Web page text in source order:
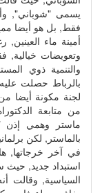
يسمى "شوباني",
فقط, بل هو أيضا مميز
أمينة ماء العينين,
وتعويضات خيالية,
والتنمية ذوي
بالرباط حصلت
لجنة مكونة أيضا من
من متابعة
ماستر وهمي إذن ؟
بالماستر, لكن
في آخر خرجاتها,
استبداد جديد, حيث
السياسية, وقالت